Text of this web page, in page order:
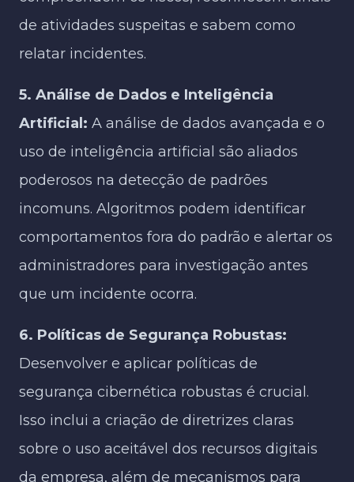
de atividades suspeitas e sabem como
relatar incidentes.
5. Análise de Dados e Inteligência
Artificial: A análise de dados avançada e o
uso de inteligência artificial são aliados
poderosos na detecção de padrões
incomuns. Algoritmos podem identificar
comportamentos fora do padrão e alertar os
administradores para investigação antes
que um incidente ocorra.
6. Políticas de Segurança Robustas:
Desenvolver e aplicar políticas de
segurança cibernética robustas é crucial.
Isso inclui a criação de diretrizes claras
sobre o uso aceitável dos recursos digitais
da empresa, além de mecanismos para